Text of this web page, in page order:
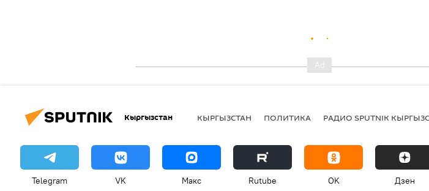
Кыргызстан КЫРГЫЗСТАН ПОЛИТИКА РАДИО SPUTNIK
Telegram VK Макс Rutube OK Дзен